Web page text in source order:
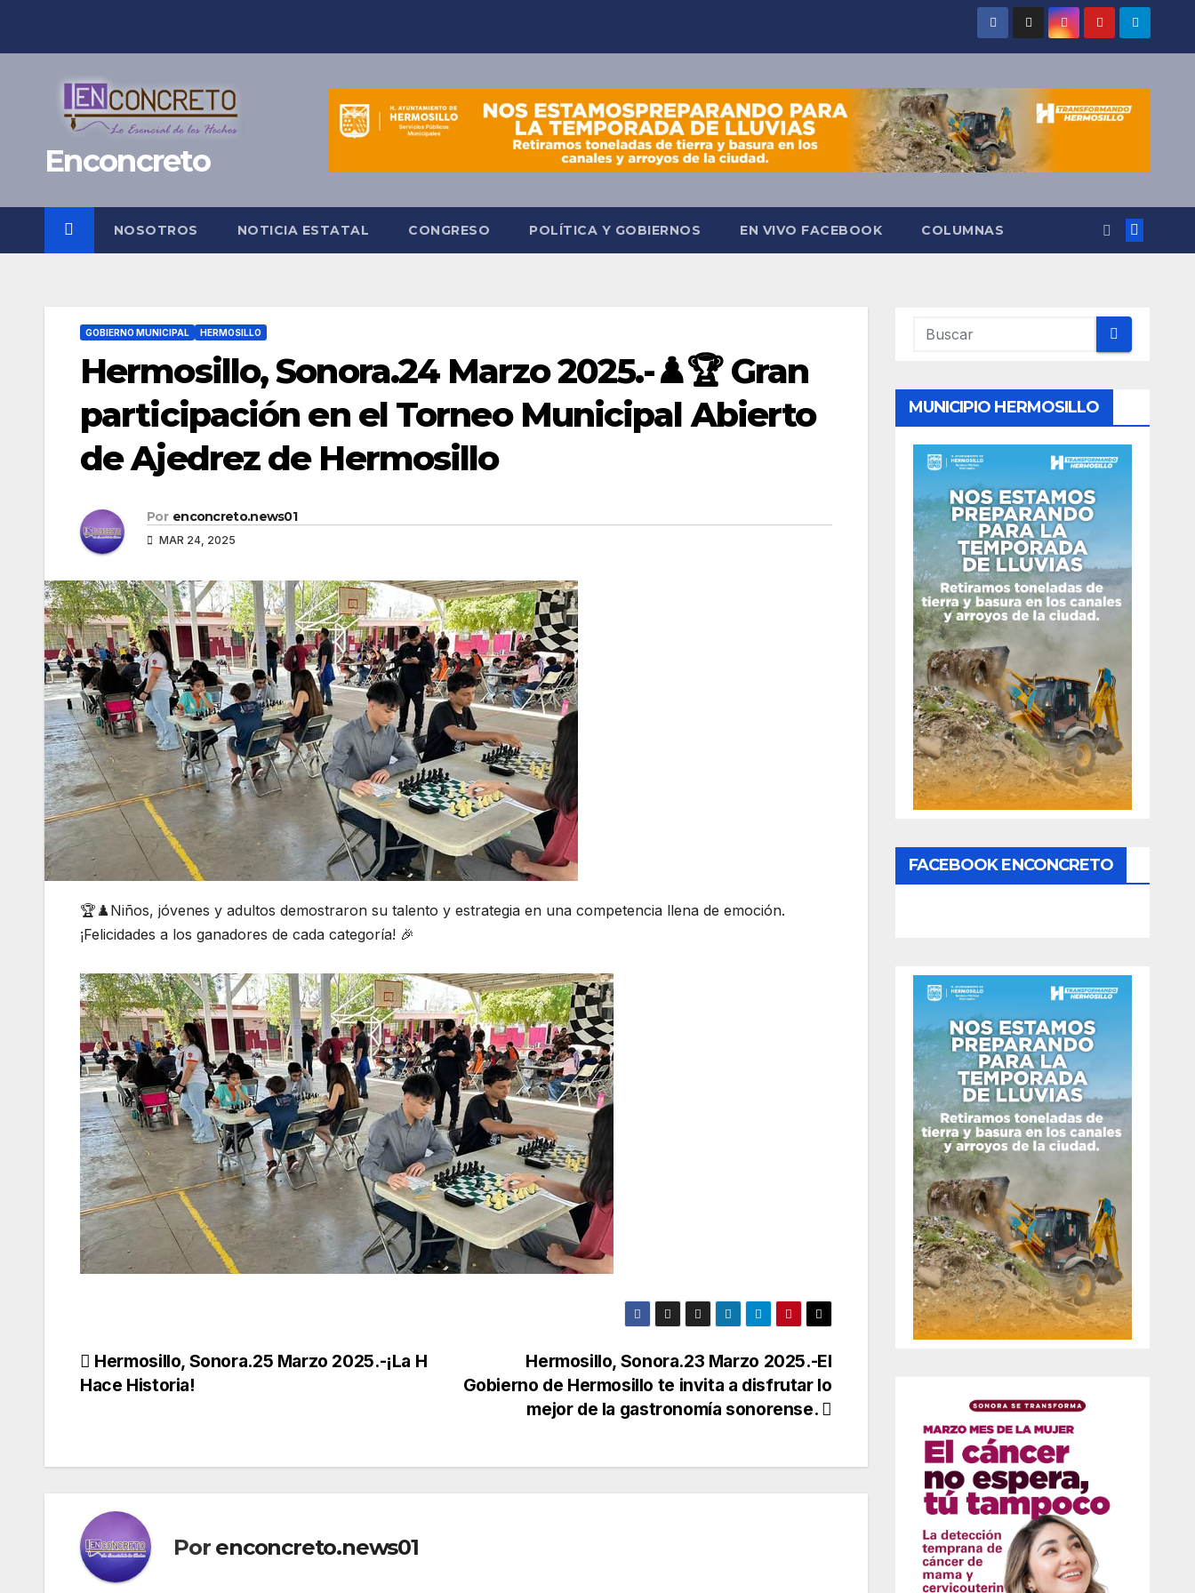
Enconcreto
NOSOTROS NOTICIA ESTATAL CONGRESO POLÍTICA Y GOBIERNOS EN VIVO FACEBOOK COLUMNAS
GOBIERNO MUNICIPAL HERMOSILLO
Hermosillo, Sonora.24 Marzo 2025.-♟️🏆 Gran
participación en el Torneo Municipal Abierto
de Ajedrez de Hermosillo
Por enconcreto.news01
MAR 24, 2025
🏆♟️Niños, jóvenes y adultos demostraron su talento y estrategia en una competencia llena de emoción.
¡Felicidades a los ganadores de cada categoría! 🎉
Navegación
Hermosillo, Sonora.23 Marzo 2025.-El
Gobierno de Hermosillo te invita a disfrutar lo
mejor de la gastronomía sonorense.
Hermosillo, Sonora.25 Marzo 2025.-¡La H
Hace Historia!
Por enconcreto.news01
MUNICIPIO HERMOSILLO
FACEBOOK ENCONCRETO